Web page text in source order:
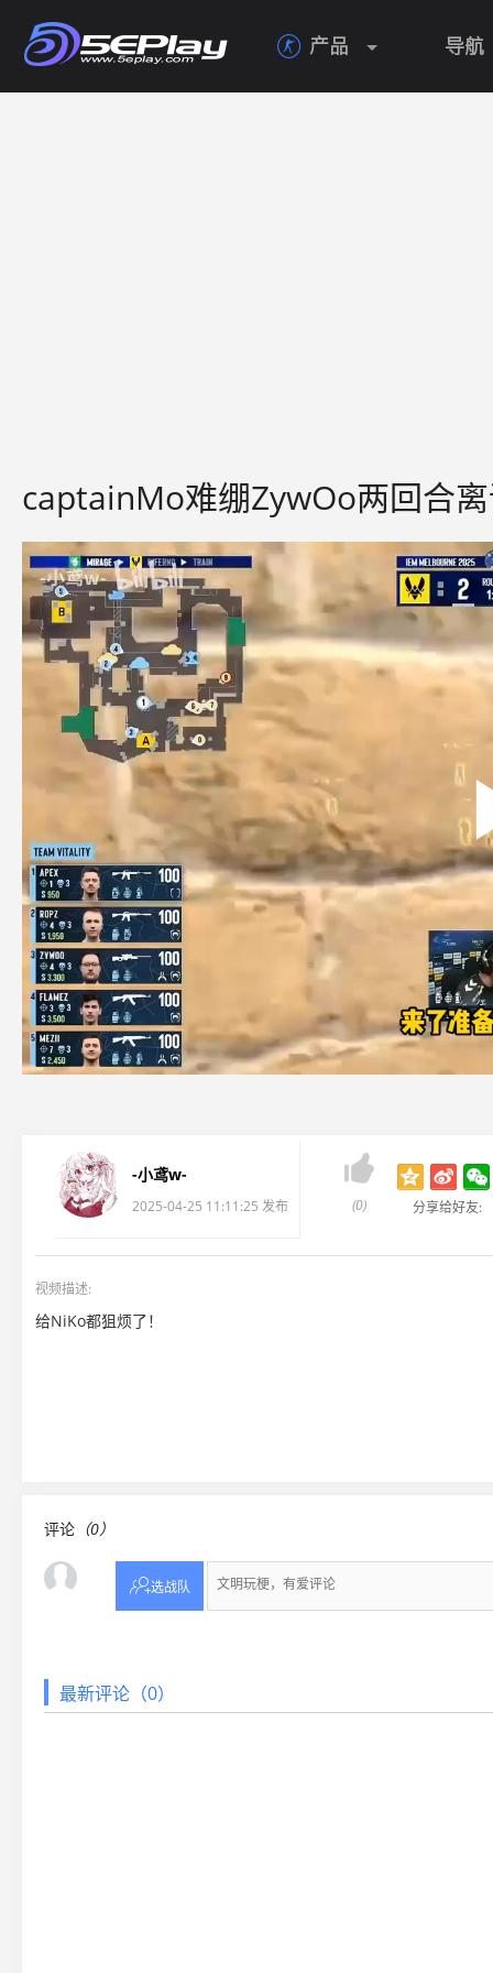
 产品 导航
captainMo难绷ZywOo两回合
-小鸢w-
2025-04-25 11:11:25 发布

(0) 分享给好友:
视频描述:
给NiKo都狙烦了！
评论 （0）
选战队
最新评论（0）